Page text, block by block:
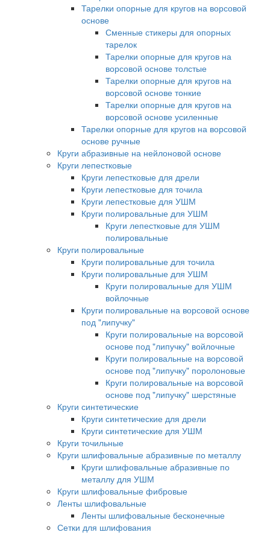
Тарелки опорные для кругов на ворсовой
основе
Сменные стикеры для опорных
тарелок
Тарелки опорные для кругов на
ворсовой основе толстые
Тарелки опорные для кругов на
ворсовой основе тонкие
Тарелки опорные для кругов на
ворсовой основе усиленные
Тарелки опорные для кругов на ворсовой
основе ручные
Круги абразивные на нейлоновой основе
Круги лепестковые
Круги лепестковые для дрели
Круги лепестковые для точила
Круги лепестковые для УШМ
Круги полировальные для УШМ
Круги лепестковые для УШМ
полировальные
Круги полировальные
Круги полировальные для точила
Круги полировальные для УШМ
Круги полировальные для УШМ
войлочные
Круги полировальные на ворсовой основе
под "липучку"
Круги полировальные на ворсовой
основе под "липучку" войлочные
Круги полировальные на ворсовой
основе под "липучку" поролоновые
Круги полировальные на ворсовой
основе под "липучку" шерстяные
Круги синтетические
Круги синтетические для дрели
Круги синтетические для УШМ
Круги точильные
Круги шлифовальные абразивные по металлу
Круги шлифовальные абразивные по
металлу для УШМ
Круги шлифовальные фибровые
Ленты шлифовальные
Ленты шлифовальные бесконечные
Сетки для шлифования